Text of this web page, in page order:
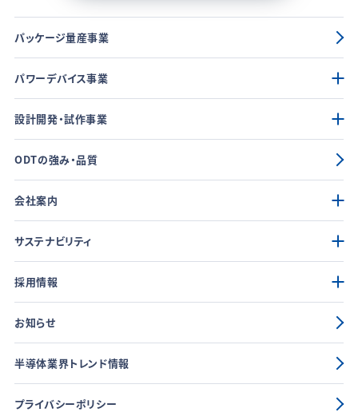
パッケージ量産事業
パワーデバイス事業
設計開発・試作事業
ODTの強み・品質
会社案内
サステナビリティ
採用情報
お知らせ
半導体業界トレンド情報
プライバシーポリシー